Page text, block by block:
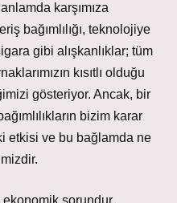
karşımıza
bağımlılığı, teknolojiye
gibi alışkanlıklar; tüm
kısıtlı olduğu
gösteriyor. Ancak, bir
bizim karar
etkisi ve bu bağlamda ne
ekonomik sorundur.